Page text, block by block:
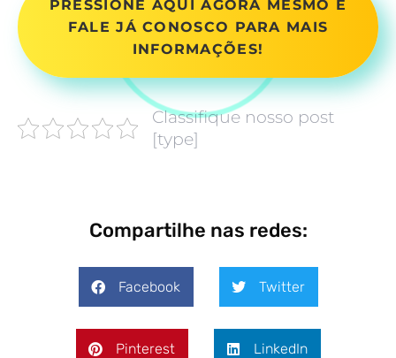
PRESSIONE AQUI AGORA MESMO E
FALE JÁ CONOSCO PARA MAIS
INFORMAÇÕES!
Classifique nosso post
[type]
Compartilhe nas redes:
Facebook Twitter
Pinterest LinkedIn